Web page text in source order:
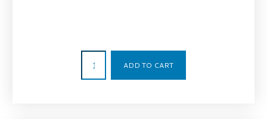
ADD TO CART